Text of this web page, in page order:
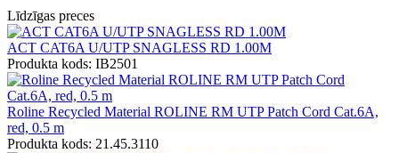
Līdzīgas preces
ACT CAT6A U/UTP SNAGLESS RD 1.00M
Produkta kods: IB2501
Roline Recycled Material ROLINE RM UTP Patch Cord Cat.6A,
red, 0.5 m
Produkta kods: 21.45.3110